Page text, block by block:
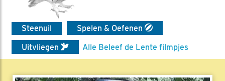
Steenuil
Spelen & Oefenen
Uitvliegen
Alle Beleef de Lente filmpjes